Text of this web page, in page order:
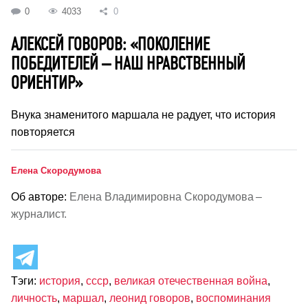
0 4033 0
АЛЕКСЕЙ ГОВОРОВ: «ПОКОЛЕНИЕ
ПОБЕДИТЕЛЕЙ – НАШ НРАВСТВЕННЫЙ
ОРИЕНТИР»
Внука знаменитого маршала не радует, что история
повторяется
Елена Скородумова
Об авторе: Елена Владимировна Скородумова –
журналист.
Тэги: история, ссср, великая отечественная война,
личность, маршал, леонид говоров, воспоминания